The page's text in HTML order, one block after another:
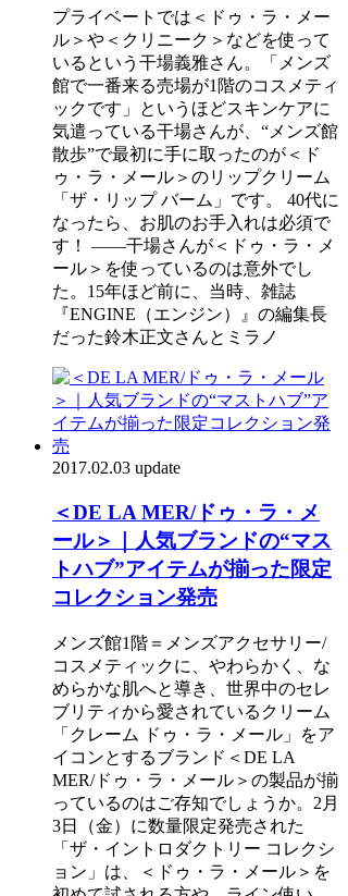
プライベートでは＜ドゥ・ラ・メー
ル＞や＜クリニーク＞などを使って
いるという干場義雅さん。「メンズ
館で一番来る売場が1階のコスメティ
ックです」というほどスキンケアに
気遣っている干場さんが、“メンズ館
散歩”で最初に手に取ったのが＜ド
ゥ・ラ・メール＞のリップクリーム
「ザ・リップ バーム」です。 40代に
なったら、お肌のお手入れは必須で
す！ ――干場さんが＜ドゥ・ラ・メ
ール＞を使っているのは意外でし
た。15年ほど前に、当時、雑誌
『ENGINE（エンジン）』の編集長
だった鈴木正文さんとミラノ
2017.02.03 update
＜DE LA MER/ドゥ・ラ・メ
ール＞｜人気ブランドの“マス
トハブ”アイテムが揃った限定
コレクション発売
メンズ館1階＝メンズアクセサリー/
コスメティックに、やわらかく、な
めらかな肌へと導き、世界中のセレ
ブリティから愛されているクリーム
「クレーム ドゥ・ラ・メール」をア
イコンとするブランド＜DE LA
MER/ドゥ・ラ・メール＞の製品が揃
っているのはご存知でしょうか。2月
3日（金）に数量限定発売された
「ザ・イントロダクトリー コレクシ
ョン」は、＜ドゥ・ラ・メール＞を